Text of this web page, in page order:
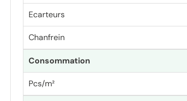
Ecarteurs
Chanfrein
Consommation
Pcs/m²